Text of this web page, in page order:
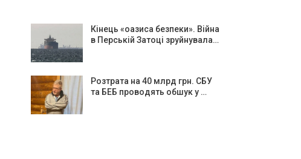
Кінець «оазиса безпеки». Війна
в Перській Затоці зруйнувала…
Розтрата на 40 млрд грн. СБУ
та БЕБ проводять обшук у …